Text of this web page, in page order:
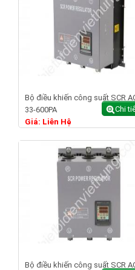
Bộ điều khiến công suất SCR
33-600PA
Giá: Liên Hệ
Chi
Bộ điều khiến công suất SCR